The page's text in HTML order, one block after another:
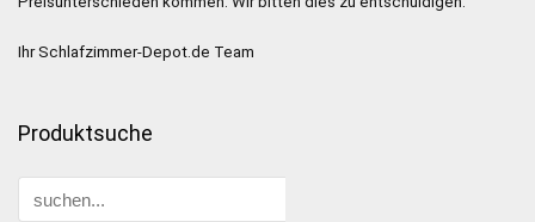
Ihr Schlafzimmer-Depot.de Team
Produktsuche